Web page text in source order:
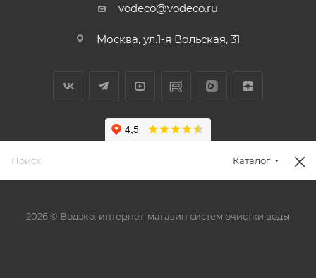
vodeco@vodeco.ru
Москва, ул.1-я Вольская, 31
2026 © Водэко: интернет-магазин систем очистки воды
Каталог